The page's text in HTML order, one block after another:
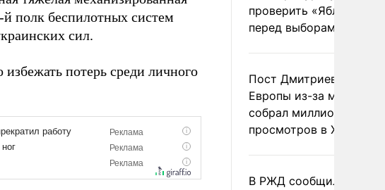
й полк беспилотных систем
сил.
потерь среди личного
проверить «Яблоко»
перед выборами
Пост Дмитриева о
Европы из-за
собрал миллион
просмотров в X
В РЖД сообщили о